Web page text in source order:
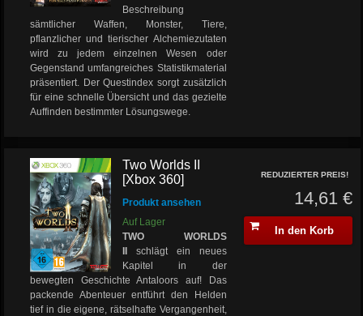
Beschreibung
sämtlicher Waffen, Monster, Tiere,
pflanzlicher und tierischer Alchemiezutaten
wird zu jedem einzelnen Wesen oder
Gegenstand umfangreiches Statistikmaterial
präsentiert. Der Questindex sorgt zusätzlich
für eine schnelle Übersicht und das gezielte
Auffinden bestimmter Lösungswege.
Two Worlds II
[Xbox 360]
Produkt ansehen
Auf Lager
TWO WORLDS
schlägt ein neues
Kapitel in der
bewegten Geschichte Antaloors auf! Das
packende Abenteuer entführt den Helden
tief in die eigene, rätselhafte Vergangenheit,
REDUZIERTER PREIS!
14,61 €
In den Korb